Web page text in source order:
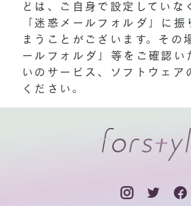
どは、ご自身で設定していな
「迷惑メールフォルダ」に振
まうことがございます。その
ールフォルダ」等をご確認い
いのサービス、ソフトウェア
ください。